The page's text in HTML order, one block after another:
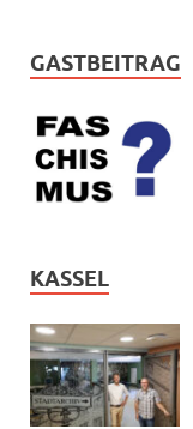
GASTBEITRAG
KASSEL